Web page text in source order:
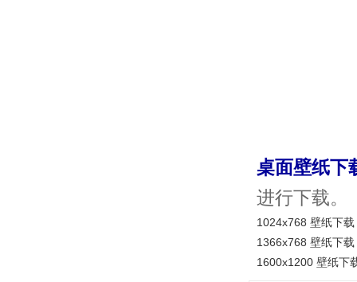
桌面壁纸下
进行下载。
1024x768 壁纸下载
1366x768 壁纸下载
1600x1200 壁纸下